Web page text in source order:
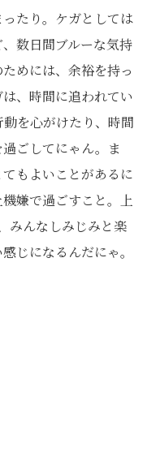
たり。ケガとしては
数日間ブルーな気持
めには、余裕を持っ
、時間に追われてい
を心がけたり、時間
ごしてにゃん。ま
もよいことがあるに
嫌で過ごすこと。上
みんなしみじみと楽
じになるんだにゃ。